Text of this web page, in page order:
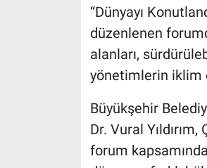
“Dünyayı
düzenlenen
alanları,
yönetimlerin iklim
Büyükşehir
Dr. Vural
forum